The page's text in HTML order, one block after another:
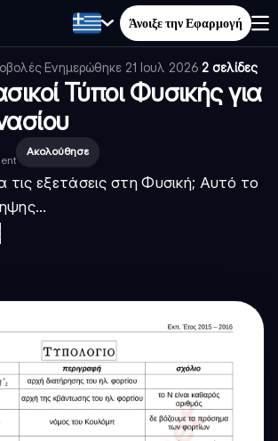
Άνοιξε την Εφαρμογή
·Ενημερώθηκε 21 Ιουλ 2026·2 σελίδες
Τύποι Φυσικής για
Ακολούθησε
τις εξετάσεις στη Φυσική; Αυτό το